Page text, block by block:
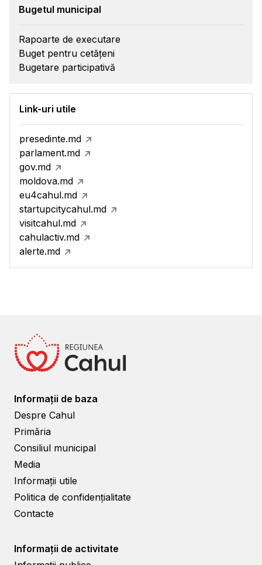
Bugetul municipal
Rapoarte de executare
Buget pentru cetățeni
Bugetare participativă
Link-uri utile
presedinte.md
parlament.md
gov.md
moldova.md
eu4cahul.md
startupcitycahul.md
visitcahul.md
cahulactiv.md
alerte.md
Informații de baza
Despre Cahul
Primăria
Consiliul municipal
Media
Informații utile
Politica de confidențialitate
Contacte
Informații de activitate